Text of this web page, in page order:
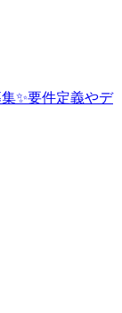
✨要件定義やデ